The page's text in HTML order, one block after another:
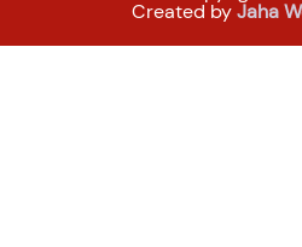
Created byJaha